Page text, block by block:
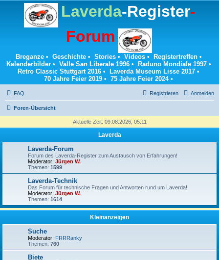
Laverda-Register-
Forum
Breganze• Geschichte• Stories• Videos• Registertreffen•
Kalenderbilder• Valle San Liberale 1996• Raduno Mondiale 1997•
Retro Classic Stuttgart 2016 • Laverda Museum Lisse 2017 •
70 Jahre Feier 2019 • 75 Jahre Feier 2024•
FAQ Anmelden
Registrieren
Foren-Übersicht
Aktuelle Zeit: 09.08.2026, 05:11
Laverda
Laverda-Forum
Forum des Laverda-Register zum Austausch von Erfahrungen!
Moderator: Jürgen W.
Themen: 1599
Laverda-Technik
Das Forum für technische Fragen und Antworten rund um Laverda!
Moderator: Jürgen W.
Themen: 1614
Kleinanzeigen
Suche
Moderator: FRRRanky
Themen: 760
Biete